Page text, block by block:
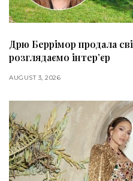
Дрю Беррімор продала
розглядаємо інтер’єр
AUGUST 3, 2026